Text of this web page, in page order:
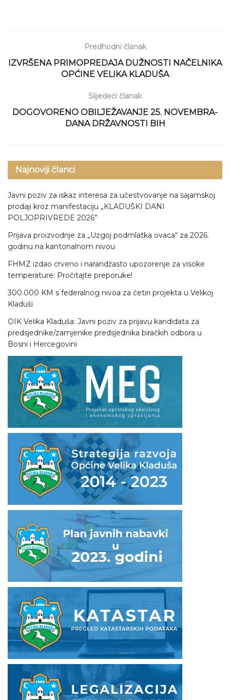
Predhodni članak
IZVRŠENA PRIMOPREDAJA DUŽNOSTI NAČELNIKA
OPĆINE VELIKA KLADUŠA
Slijedeći članak
DOGOVORENO OBILJEŽAVANJE 25. NOVEMBRA-
DANA DRŽAVNOSTI BIH
Najnoviji članci
Javni poziv za iskaz interesa za učestvovanje na sajamskoj
prodaji kroz manifestaciju „KLADUŠKI DANI
POLJOPRIVREDE 2026”
Prijava proizvodnje za „Uzgoj podmlatka ovaca“ za 2026.
godinu na kantonalnom nivou
FHMZ izdao crveno i narandžasto upozorenje za visoke
temperature: Pročitajte preporuke!
300.000 KM s federalnog nivoa za četiri projekta u Velikoj
Kladuši
OIK Velika Kladuša: Javni poziv za prijavu kandidata za
predsjednike/zamjenike predsjednika biračkih odbora u
Bosni i Hercegovini